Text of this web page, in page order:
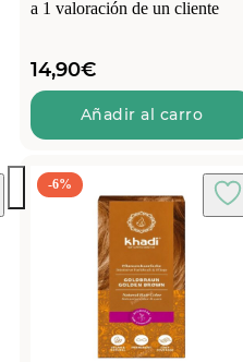
a 1 valoración de un cliente
14,90€
Añadir al carro
-6%